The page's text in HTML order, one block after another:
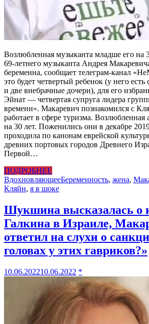
Возлюбленная музыканта младше его на
69-летнего музыканта Андрея
беременна, сообщает телеграм-канал
это будет четвертый ребенок (у него
и две внебрачные дочери), для его
Эйнат — четвертая супруга лидера
времени». Макаревич познакомился с
работает в сфере туризма. Возлюбленная
на 30 лет. Поженились они в декабре
проходила по канонам еврейской
древних портовых городов Древнего
Первой…
ПОДРОБНЕЕ
ВдохновляющееБеременность, жена,
Кляйн, я в шоке
Шукшина высказалась о
Галкина в Израиле,
ответил на слухи о
головах у этих гавриков?»
10.06.202210.06.2022 *